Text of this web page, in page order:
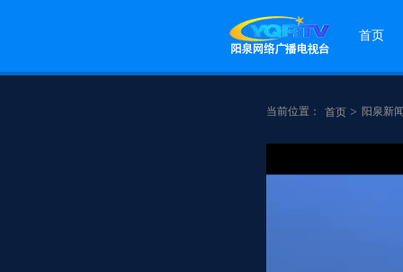
首页
当前位置： 首页 > 阳泉新